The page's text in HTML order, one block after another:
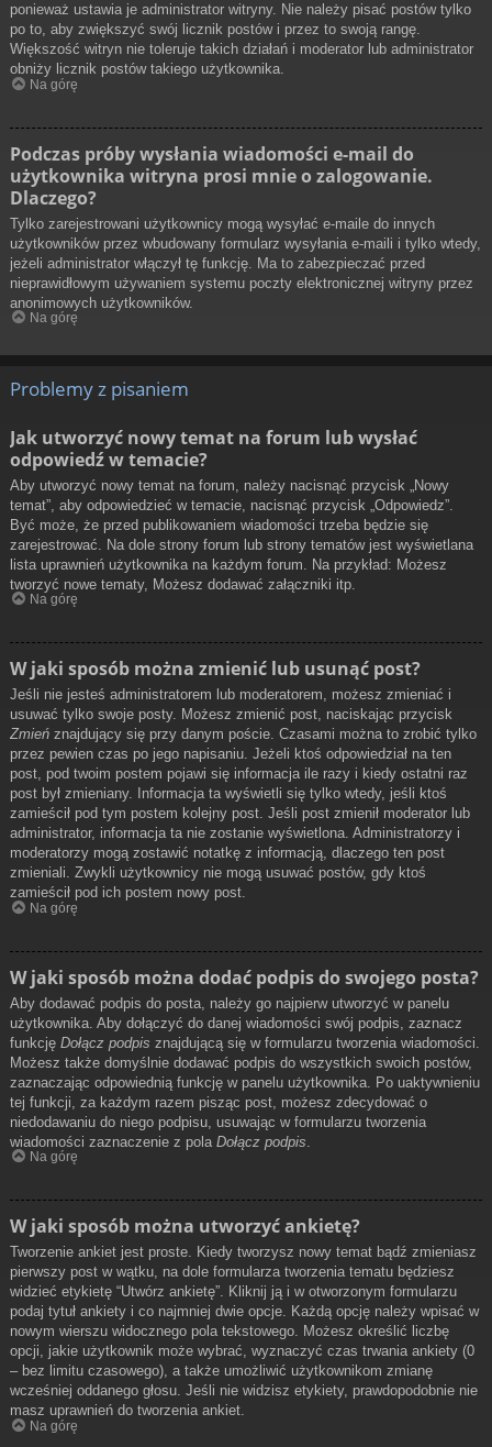
ponieważ ustawia je administrator witryny. Nie należy pisać postów tylko
po to, aby zwiększyć swój licznik postów i przez to swoją rangę.
Większość witryn nie toleruje takich działań i moderator lub administrator
obniży licznik postów takiego użytkownika.
Na górę
Podczas próby wysłania wiadomości e-mail do
użytkownika witryna prosi mnie o zalogowanie.
Dlaczego?
Tylko zarejestrowani użytkownicy mogą wysyłać e-maile do innych
użytkowników przez wbudowany formularz wysyłania e-maili i tylko wtedy,
jeżeli administrator włączył tę funkcję. Ma to zabezpieczać przed
nieprawidłowym używaniem systemu poczty elektronicznej witryny przez
anonimowych użytkowników.
Na górę
Problemy z pisaniem
Jak utworzyć nowy temat na forum lub wysłać
odpowiedź w temacie?
Aby utworzyć nowy temat na forum, należy nacisnąć przycisk „Nowy
temat”, aby odpowiedzieć w temacie, nacisnąć przycisk „Odpowiedz”.
Być może, że przed publikowaniem wiadomości trzeba będzie się
zarejestrować. Na dole strony forum lub strony tematów jest wyświetlana
lista uprawnień użytkownika na każdym forum. Na przykład: Możesz
tworzyć nowe tematy, Możesz dodawać załączniki itp.
Na górę
W jaki sposób można zmienić lub usunąć post?
Jeśli nie jesteś administratorem lub moderatorem, możesz zmieniać i
usuwać tylko swoje posty. Możesz zmienić post, naciskając przycisk
Zmień znajdujący się przy danym poście. Czasami można to zrobić tylko
przez pewien czas po jego napisaniu. Jeżeli ktoś odpowiedział na ten
post, pod twoim postem pojawi się informacja ile razy i kiedy ostatni raz
post był zmieniany. Informacja ta wyświetli się tylko wtedy, jeśli ktoś
zamieścił pod tym postem kolejny post. Jeśli post zmienił moderator lub
administrator, informacja ta nie zostanie wyświetlona. Administratorzy i
moderatorzy mogą zostawić notatkę z informacją, dlaczego ten post
zmieniali. Zwykli użytkownicy nie mogą usuwać postów, gdy ktoś
zamieścił pod ich postem nowy post.
Na górę
W jaki sposób można dodać podpis do swojego posta?
Aby dodawać podpis do posta, należy go najpierw utworzyć w panelu
użytkownika. Aby dołączyć do danej wiadomości swój podpis, zaznacz
funkcję Dołącz podpis znajdującą się w formularzu tworzenia wiadomości.
Możesz także domyślnie dodawać podpis do wszystkich swoich postów,
zaznaczając odpowiednią funkcję w panelu użytkownika. Po uaktywnieniu
tej funkcji, za każdym razem pisząc post, możesz zdecydować o
niedodawaniu do niego podpisu, usuwając w formularzu tworzenia
wiadomości zaznaczenie z pola Dołącz podpis
Na górę
W jaki sposób można utworzyć ankietę?
Tworzenie ankiet jest proste. Kiedy tworzysz nowy temat bądź zmieniasz
pierwszy post w wątku, na dole formularza tworzenia tematu będziesz
widzieć etykietę “Utwórz ankietę”. Kliknij ją i w otworzonym formularzu
podaj tytuł ankiety i co najmniej dwie opcje. Każdą opcję należy wpisać w
nowym wierszu widocznego pola tekstowego. Możesz określić liczbę
opcji, jakie użytkownik może wybrać, wyznaczyć czas trwania ankiety (0
– bez limitu czasowego), a także umożliwić użytkownikom zmianę
wcześniej oddanego głosu. Jeśli nie widzisz etykiety, prawdopodobnie nie
masz uprawnień do tworzenia ankiet.
Na górę